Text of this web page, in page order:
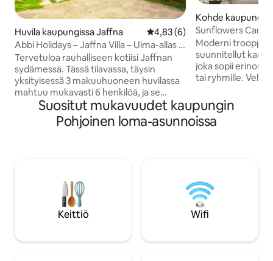
Huvila kaupungissa Jaffna Keskimääräinen arvio 4,83/5,
4,83 (6)
Abbi Holidays – Jaffna Villa – Uima-allas ja
shishabaari
Tervetuloa rauhalliseen kotiisi Jaffnan
sydämessä. Tässä tilavassa, täysin
yksityisessä 3 makuuhuoneen huvilassa
mahtuu mukavasti 6 henkilöä, ja se
tarjoaa täydellisen tasapainon
mukavuuden, yksityisyyden ja
kätevyyden välillä, mikä tekee siitä
tarjoaa rentouttavan lomakohteen vain
muutaman minuutin päässä Jaffnan
tärkeistä kulttuurinähtävyyksistä,
liikennekeskuksista ja paikallisista
Kohde
Sunflowers
Moderni
suunnitellut
joka sopii
tai ryhmille.
luonnonvaloa ja
tunnelman. Nauti
ympäröivältä
oleskelu- ja
pysäköinti, kahvi
mukavan ja
Suositut mukavuudet kaupungin
Pohjoinen loma-asunnoissa
Keittiö Wifi